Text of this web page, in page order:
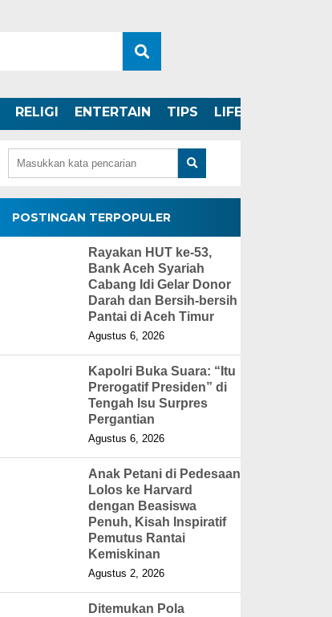
RELIGI ENTERTAIN TIPS LIFESTYLE
POSTINGAN TERPOPULER
Rayakan HUT ke-53,
Bank Aceh Syariah
Cabang Idi Gelar Donor
Darah dan Bersih-bersih
Pantai di Aceh Timur
Agustus 6, 2026
Kapolri Buka Suara: “Itu
Prerogatif Presiden” di
Tengah Isu Surpres
Pergantian
Agustus 6, 2026
Anak Petani di Pedesaan
Lolos ke Harvard
dengan Beasiswa
Penuh, Kisah Inspiratif
Pemutus Rantai
Kemiskinan
Agustus 2, 2026
Ditemukan Pola